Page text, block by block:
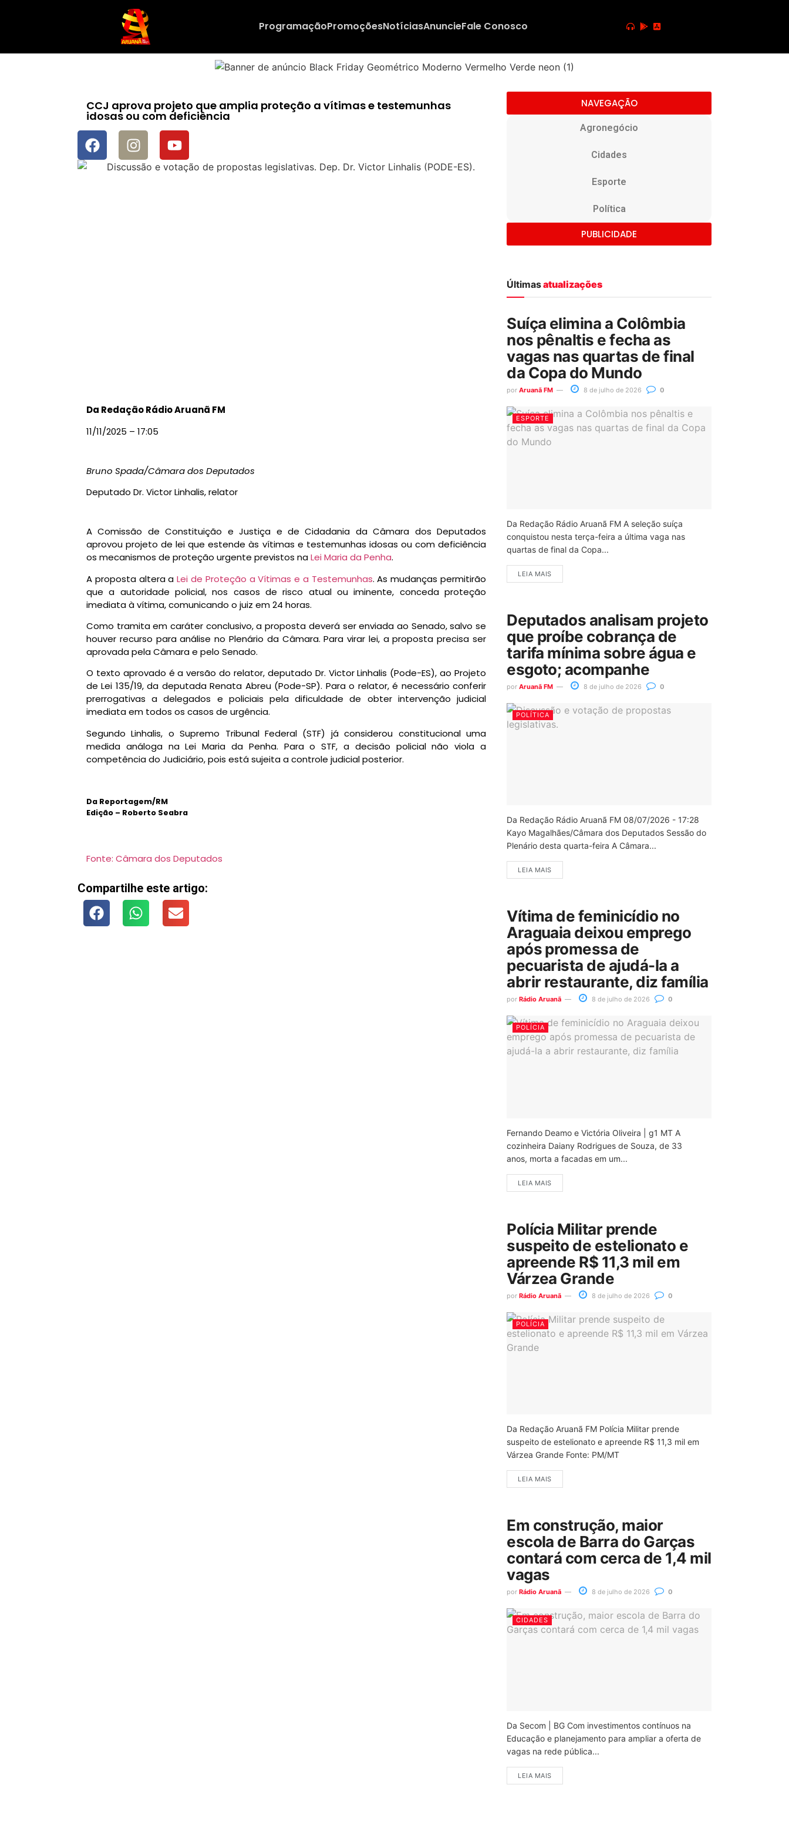
ProgramaçãoPromoçõesNotíciasAnuncieFale Conosco
CCJ aprova projeto que amplia proteção a vítimas e testemunhas
idosas ou com deficiência
Da Redação Rádio Aruanã FM
11/11/2025 – 17:05
Bruno Spada/Câmara dos Deputados
Deputado Dr. Victor Linhalis, relator
A Comissão de Constituição e Justiça e de Cidadania da Câmara dos Deputados
aprovou projeto de lei que estende às vítimas e testemunhas idosas ou com deficiência
os mecanismos de proteção urgente previstos naLei Maria da Penha.
A proposta altera aLei de Proteção a Vítimas e a Testemunhas. As mudanças permitirão
que a autoridade policial, nos casos de risco atual ou iminente, conceda proteção
imediata à vítima, comunicando o juiz em 24 horas.
Como tramita emcaráter conclusivo, a proposta deverá ser enviada ao Senado, salvo se
houver recurso para análise no Plenário da Câmara. Para virar lei, a proposta precisa ser
aprovada pela Câmara e pelo Senado.
O texto aprovado é a versão do relator, deputado Dr. Victor Linhalis (Pode-ES), ao Projeto
de Lei 135/19, da deputada Renata Abreu (Pode-SP). Para o relator, é necessário conferir
prerrogativas a delegados e policiais pela dificuldade de obter intervenção judicial
imediata em todos os casos de urgência.
Segundo Linhalis, o Supremo Tribunal Federal (STF) já considerou constitucional uma
medida análoga na Lei Maria da Penha. Para o STF, a decisão policial não viola a
competência do Judiciário, pois está sujeita a controle judicial posterior.
Da Reportagem/RM
Edição – Roberto Seabra
Fonte: Câmara dos Deputados
Compartilhe este artigo:
NAVEGAÇÃO
Agronegócio
Cidades
Esporte
Política
PUBLICIDADE
Últimasatualizações
Suíça elimina a Colômbia
nos pênaltis e fecha as
vagas nas quartas de final
da Copa do Mundo
por Aruanã FM 8 de julho de 2026 0
ESPORTE
Da Redação Rádio Aruanã FM A seleção suíça
conquistou nesta terça-feira a última vaga nas
quartas de final da Copa...
LEIA MAIS
Deputados analisam projeto
que proíbe cobrança de
tarifa mínima sobre água e
esgoto; acompanhe
por Aruanã FM 8 de julho de 2026 0
POLÍTICA
Da Redação Rádio Aruanã FM 08/07/2026 - 17:28
Kayo Magalhães/Câmara dos Deputados Sessão do
Plenário desta quarta-feira A Câmara...
LEIA MAIS
Vítima de feminicídio no
Araguaia deixou emprego
após promessa de
pecuarista de ajudá-la a
abrir restaurante, diz família
por Rádio Aruanã 8 de julho de 2026 0
POLÍCIA
Fernando Deamo e Victória Oliveira | g1 MT A
cozinheira Daiany Rodrigues de Souza, de 33
anos, morta a facadas em um...
LEIA MAIS
Polícia Militar prende
suspeito de estelionato e
apreende R$ 11,3 mil em
Várzea Grande
por Rádio Aruanã 8 de julho de 2026 0
POLÍCIA
Da Redação Aruanã FM Polícia Militar prende
suspeito de estelionato e apreende R$ 11,3 mil em
Várzea Grande Fonte: PM/MT
LEIA MAIS
Em construção, maior
escola de Barra do Garças
contará com cerca de 1,4 mil
vagas
por Rádio Aruanã 8 de julho de 2026 0
CIDADES
Da Secom | BG Com investimentos contínuos na
Educação e planejamento para ampliar a oferta de
vagas na rede pública...
LEIA MAIS